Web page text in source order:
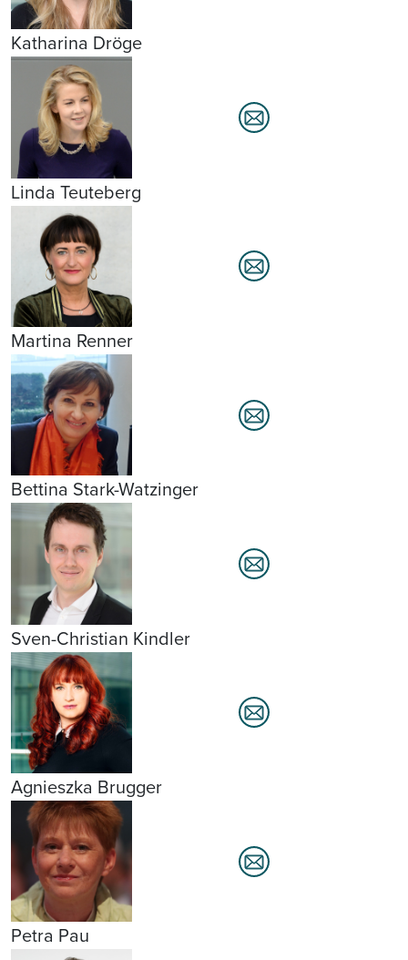
Katharina Dröge
Linda Teuteberg
Martina Renner
Bettina Stark-Watzinger
Sven-Christian Kindler
Agnieszka Brugger
Petra Pau